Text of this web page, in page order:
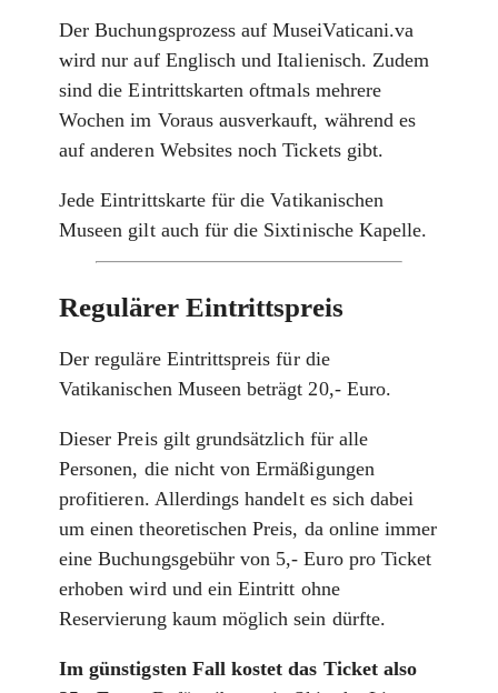
Der Buchungsprozess auf MuseiVaticani.va
wird nur auf Englisch und Italienisch. Zudem
sind die Eintrittskarten oftmals mehrere
Wochen im Voraus ausverkauft, während es
auf anderen Websites noch Tickets gibt.
Jede Eintrittskarte für die Vatikanischen
Museen gilt auch für die Sixtinische Kapelle.
Regulärer Eintrittspreis
Der reguläre Eintrittspreis für die
Vatikanischen Museen beträgt 20,- Euro.
Dieser Preis gilt grundsätzlich für alle
Personen, die nicht von Ermäßigungen
profitieren. Allerdings handelt es sich dabei
um einen theoretischen Preis, da online immer
eine Buchungsgebühr von 5,- Euro pro Ticket
erhoben wird und ein Eintritt ohne
Reservierung kaum möglich sein dürfte.
Im günstigsten Fall kostet das Ticket also